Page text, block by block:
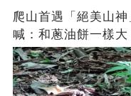
爬山首遇「絕美山
喊：和蔥油餅一樣大